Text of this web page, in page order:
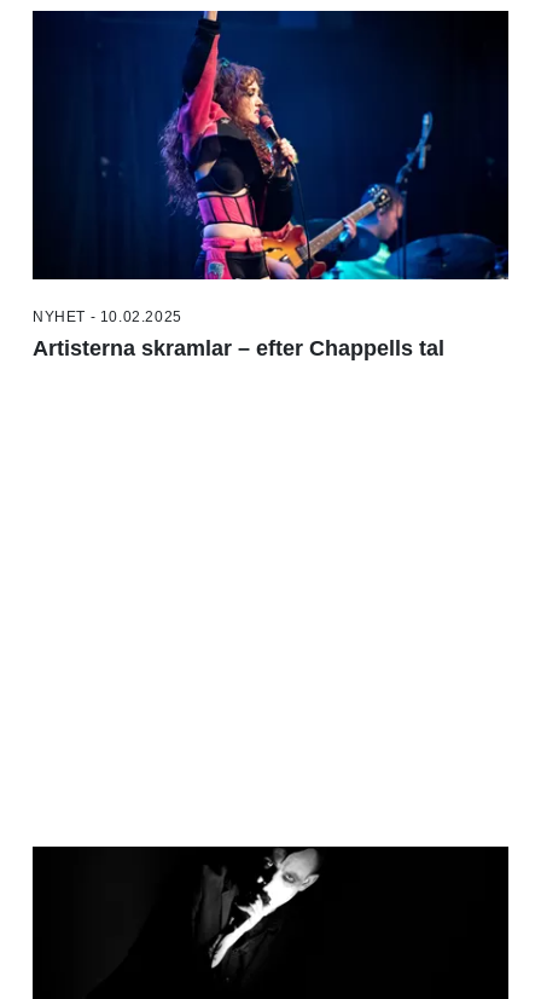
NYHET - 10.02.2025
Artisterna skramlar – efter Chappells tal